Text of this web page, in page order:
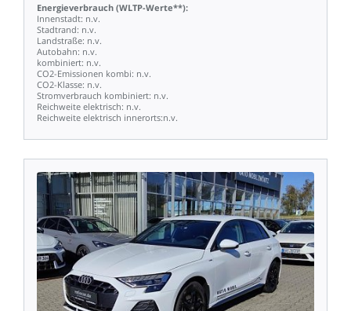
Energieverbrauch (WLTP-Werte**):
Innenstadt: n.v.
Stadtrand: n.v.
Landstraße: n.v.
Autobahn: n.v.
kombiniert: n.v.
CO2-Emissionen kombi: n.v.
CO2-Klasse: n.v.
Stromverbrauch kombiniert: n.v.
Reichweite elektrisch: n.v.
Reichweite elektrisch innerorts:n.v.